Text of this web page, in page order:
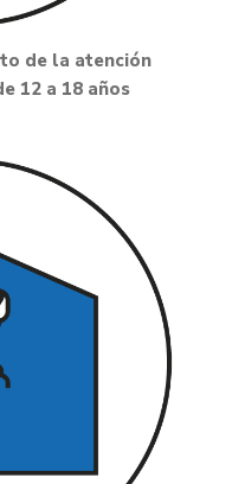
de la atención
12 a 18 años